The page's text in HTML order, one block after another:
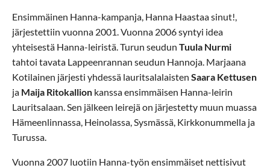
Ensimmäinen Hanna-kampanja, Hanna Haastaa sinut!,
järjestettiin vuonna 2001. Vuonna 2006 syntyi idea
yhteisestä Hanna-leiristä. Turun seudun Tuula Nurmi
tahtoi tavata Lappeenrannan seudun Hannoja. Marjaana
Kotilainen järjesti yhdessä lauritsalalaisten Saara Kettusen
ja Maija Ritokallion kanssa ensimmäisen Hanna-leirin
Lauritsalaan. Sen jälkeen leirejä on järjestetty muun muassa
Hämeenlinnassa, Heinolassa, Sysmässä, Kirkkonummella ja
Turussa.
Vuonna 2007 luotiin Hanna-työn ensimmäiset nettisivut